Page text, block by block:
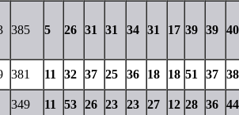
385 5 26 31 31 34 31 17 39 39 40
381 11 32 37 25 36 18 18 51 37 38
349 11 53 26 23 23 27 12 28 36 44